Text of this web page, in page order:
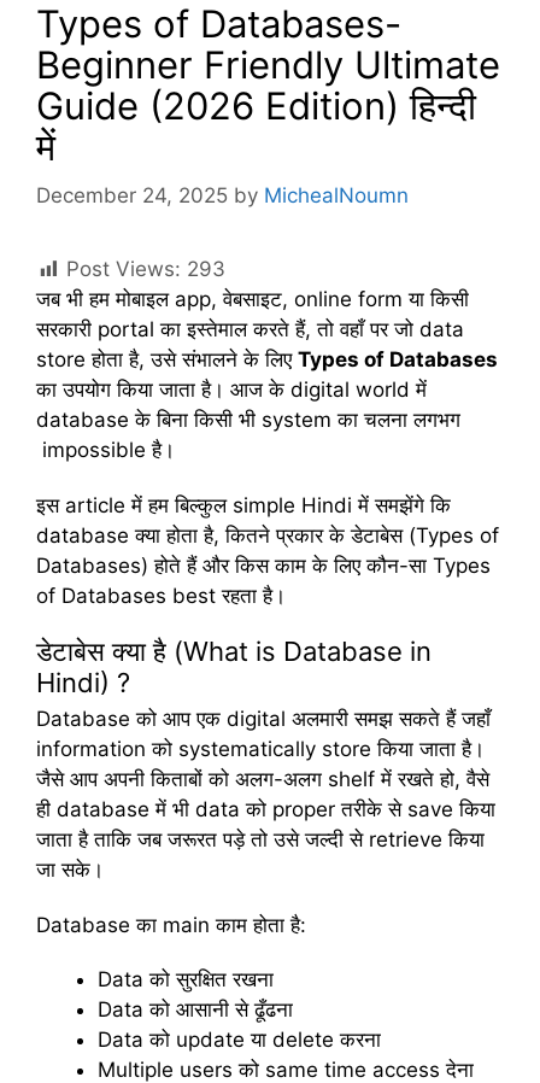
Types of Databases-
Beginner Friendly Ultimate
Guide (2026 Edition) हिन्दी
में
December 24, 2025 by MichealNoumn
Post Views: 293
जब भी हम मोबाइल app, वेबसाइट, online form या किसी
सरकारी portal का इस्तेमाल करते हैं, तो वहाँ पर जो data
store होता है, उसे संभालने के लिए Types of Databases
का उपयोग किया जाता है। आज के digital world में
database के बिना किसी भी system का चलना लगभग
impossible है।
इस article में हम बिल्कुल simple Hindi में समझेंगे कि
database क्या होता है, कितने प्रकार के डेटाबेस (Types of
Databases) होते हैं और किस काम के लिए कौन-सा Types
of Databases best रहता है।
डेटाबेस क्या है (What is Database in
Hindi) ?
Database को आप एक digital अलमारी समझ सकते हैं जहाँ
information को systematically store किया जाता है।
जैसे आप अपनी किताबों को अलग-अलग shelf में रखते हो, वैसे
ही database में भी data को proper तरीके से save किया
जाता है ताकि जब जरूरत पड़े तो उसे जल्दी से retrieve किया
जा सके।
Database का main काम होता है:
Data को सुरक्षित रखना
Data को आसानी से ढूँढना
Data को update या delete करना
Multiple users को same time access देना